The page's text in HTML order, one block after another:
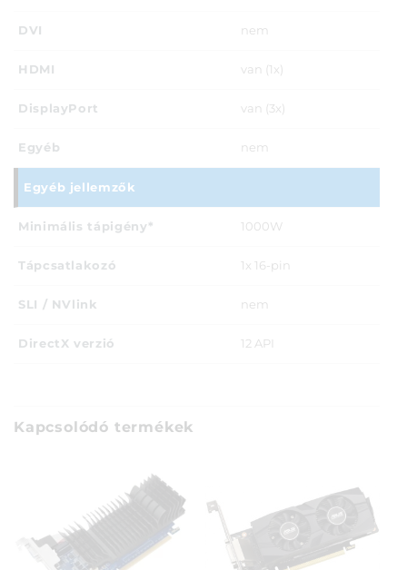
DVI nem
HDMI van (1x)
DisplayPort van (3x)
Egyéb nem
Egyéb jellemzők
Minimális tápigény* 1000W
Tápcsatlakozó 1x 16-pin
SLI / NVlink nem
DirectX verzió 12 API
Kapcsolódó termékek